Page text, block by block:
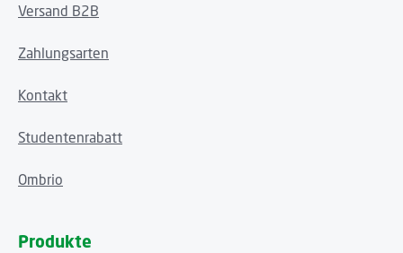
Versand B2B
Zahlungsarten
Kontakt
Studentenrabatt
Ombrio
Produkte